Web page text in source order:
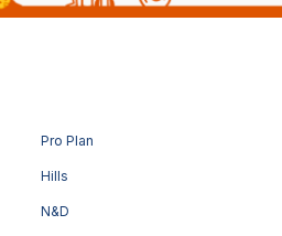
Pro Plan
Hills
N&D